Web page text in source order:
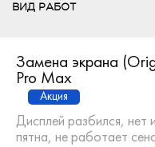
ВИД РАБОТ
Замена экрана
Pro Max
Акция
Дисплей разбился, нет
пятна, не работает